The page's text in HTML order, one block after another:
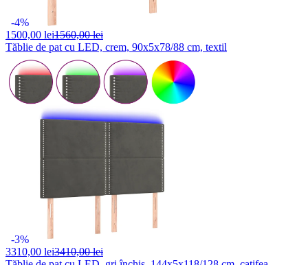
-4%
1500,00 lei1560,00 lei
Tăblie de pat cu LED, crem, 90x5x78/88 cm, textil
-3%
3310,00 lei3410,00 lei